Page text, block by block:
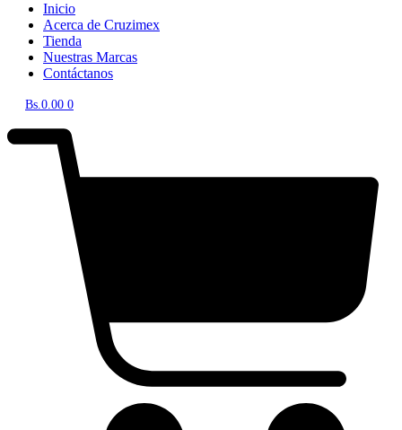
Inicio
Acerca de Cruzimex
Tienda
Nuestras Marcas
Contáctanos
Bs.0.00 0